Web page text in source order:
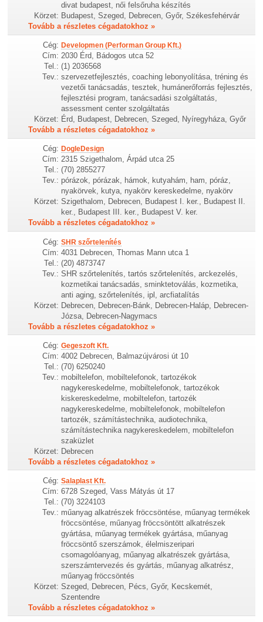
divat budapest, női felsőruha készítés
Körzet: Budapest, Szeged, Debrecen, Győr, Székesfehérvár
Tovább a részletes cégadatokhoz »
Cég: Developmen (Performan Group Kft.)
Cím: 2030 Érd, Bádogos utca 52
Tel.: (1) 2036568
Tev.: szervezetfejlesztés, coaching lebonyolítása, tréning és
vezetői tanácsadás, tesztek, humánerőforrás fejlesztés,
fejlesztési program, tanácsadási szolgáltatás,
assessment center szolgáltatás
Körzet: Érd, Budapest, Debrecen, Szeged, Nyíregyháza, Győr
Tovább a részletes cégadatokhoz »
Cég: DogleDesign
Cím: 2315 Szigethalom, Árpád utca 25
Tel.: (70) 2855277
Tev.: pórázok, pórázak, hámok, kutyahám, ham, póráz,
nyakörvek, kutya, nyakörv kereskedelme, nyakörv
Körzet: Szigethalom, Debrecen, Budapest I. ker., Budapest II.
ker., Budapest III. ker., Budapest V. ker.
Tovább a részletes cégadatokhoz »
Cég: SHR szőrtelenítés
Cím: 4031 Debrecen, Thomas Mann utca 1
Tel.: (20) 4873747
Tev.: SHR szőrtelenítés, tartós szőrtelenítés, arckezelés,
kozmetikai tanácsadás, sminktetoválás, kozmetika,
anti aging, szőrtelenítés, ipl, arcfiatalítás
Körzet: Debrecen, Debrecen-Bánk, Debrecen-Haláp, Debrecen-
Józsa, Debrecen-Nagymacs
Tovább a részletes cégadatokhoz »
Cég: Gegeszoft Kft.
Cím: 4002 Debrecen, Balmazújvárosi út 10
Tel.: (70) 6250240
Tev.: mobiltelefon, mobiltelefonok, tartozékok
nagykereskedelme, mobiltelefonok, tartozékok
kiskereskedelme, mobiltelefon, tartozék
nagykereskedelme, mobiltelefonok, mobiltelefon
tartozék, számítástechnika, audiotechnika,
számítástechnika nagykereskedelem, mobiltelefon
szaküzlet
Körzet: Debrecen
Tovább a részletes cégadatokhoz »
Cég: Salaplast Kft.
Cím: 6728 Szeged, Vass Mátyás út 17
Tel.: (70) 3224103
Tev.: műanyag alkatrészek fröccsöntése, műanyag termékek
fröccsöntése, műanyag fröccsöntött alkatrészek
gyártása, műanyag termékek gyártása, műanyag
fröccsöntő szerszámok, élelmiszeripari
csomagolóanyag, műanyag alkatrészek gyártása,
szerszámtervezés és gyártás, műanyag alkatrész,
műanyag fröccsöntés
Körzet: Szeged, Debrecen, Pécs, Győr, Kecskemét,
Szentendre
Tovább a részletes cégadatokhoz »